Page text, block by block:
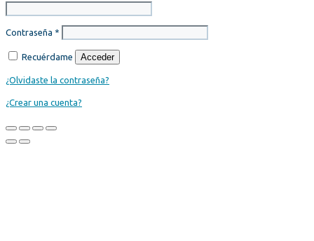
Contraseña *
Recuérdame Acceder
¿Olvidaste la contraseña?
¿Crear una cuenta?